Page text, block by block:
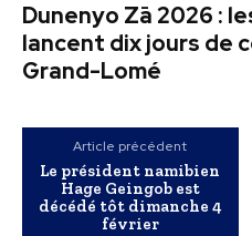
Dunenyo Zā 2026 :
lancent dix jours de
Grand-Lomé
Article précédent
Le président namibien
Hage Geingob est
décédé tôt dimanche 4
février